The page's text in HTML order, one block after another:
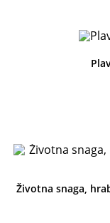
Životna snaga,